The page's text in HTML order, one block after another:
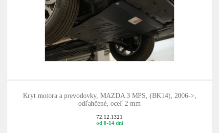
Kryt motora a prevodovky, MAZDA 3 MPS, (BK14), 2006->,
odľahčené, oceľ 2 mm
72.12.1321
od 8-14 dní